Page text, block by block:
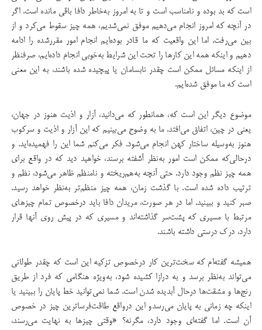
است که بد بوده و نامناسب است و تا به امروز به‌خاطر دافا باقی مانده است. اگر
در آنچه که امروز انجام می‌دهیم موفق نمی‌شدیم، همه چیز سقوط می‌کرد و از
بین می‌رفت. اما این واقعیت که ما قادر بوده‌ایم انجام امور مقررشده را ادامه
دهیم و اینکه همه این کارها را تحت این شرایط به‌خوبی انجام داده‌ایم، صرفنظر
از اینکه مسائل ممکن است چقدر نابسامان یا پیچیده شده باشند، به این معنی
است که ما موفق شده‌ایم.
موضوع دیگر این است که، همانطور که می‌‌دانید، آزار و اذیت هنوز در جهان،
یعنی در چین، اتفاق می‌افتد. ما به وضوح می‌بینیم که این آزار و اذیت و سرکوب
هنوز به‌وسیله ساختار کهن انجام می‌شود. فکر می‌کنم شما این را فهمیده‌اید. و
در‌حالی‌که ممکن است امور به‌نظر آشفته برسند، خواهید دید که در واقع برای
همه چیز نظم وجود دارد. حتی آنچه به‌هم‌ریخته و نامنظم ظاهر می‌شود، نظم و
ترتیب داده شده است. با گذشت زمان، همه چیز منظم‌تر به‌نظر خواهد رسید.
صبر کنید و ببینید. اما در هر صورت، مریدان دافا باید درخصوص تمام چیزهای
مرتبط با مسیری که پشت‌سر گذاشته‌اند و مسیری که در پیش روی آنها قرار
دارد، درک درستی داشته باشند.
همیشه گفته‌ام که سخت‌ترین کار درخصوص تزکیه این است که چقدر طولانی
می‌تواند به‌نظر برسد و به درازا کشیده ‌شود، به‌ویژه هنگامی که فرد از طریق
رنج‌ها و مشقت‌ها درحال آبدیده ‌شدن است. شما نمی‌توانید خط پایان را ببینید یا
اینکه چه زمانی به پایان می‌رسدو این درواقع طاقت‌فرساترین چیز در خصوص
آن است. اما گفته‌ای وجود دارد، مگرنه؟ «وقتی چیزها به نهایت می‌رسند،